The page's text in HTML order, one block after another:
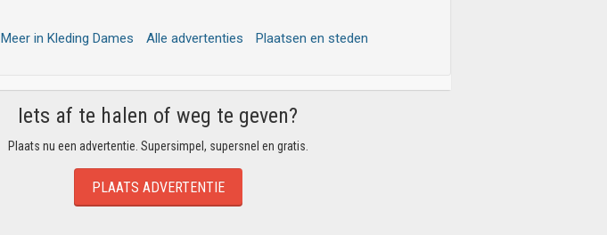
Meer in Kleding Dames Alle advertenties
Plaatsen en steden
Iets af te halen of weg te geven?
Plaats nu een advertentie. Supersimpel, supersnel en gratis.
PLAATS ADVERTENTIE